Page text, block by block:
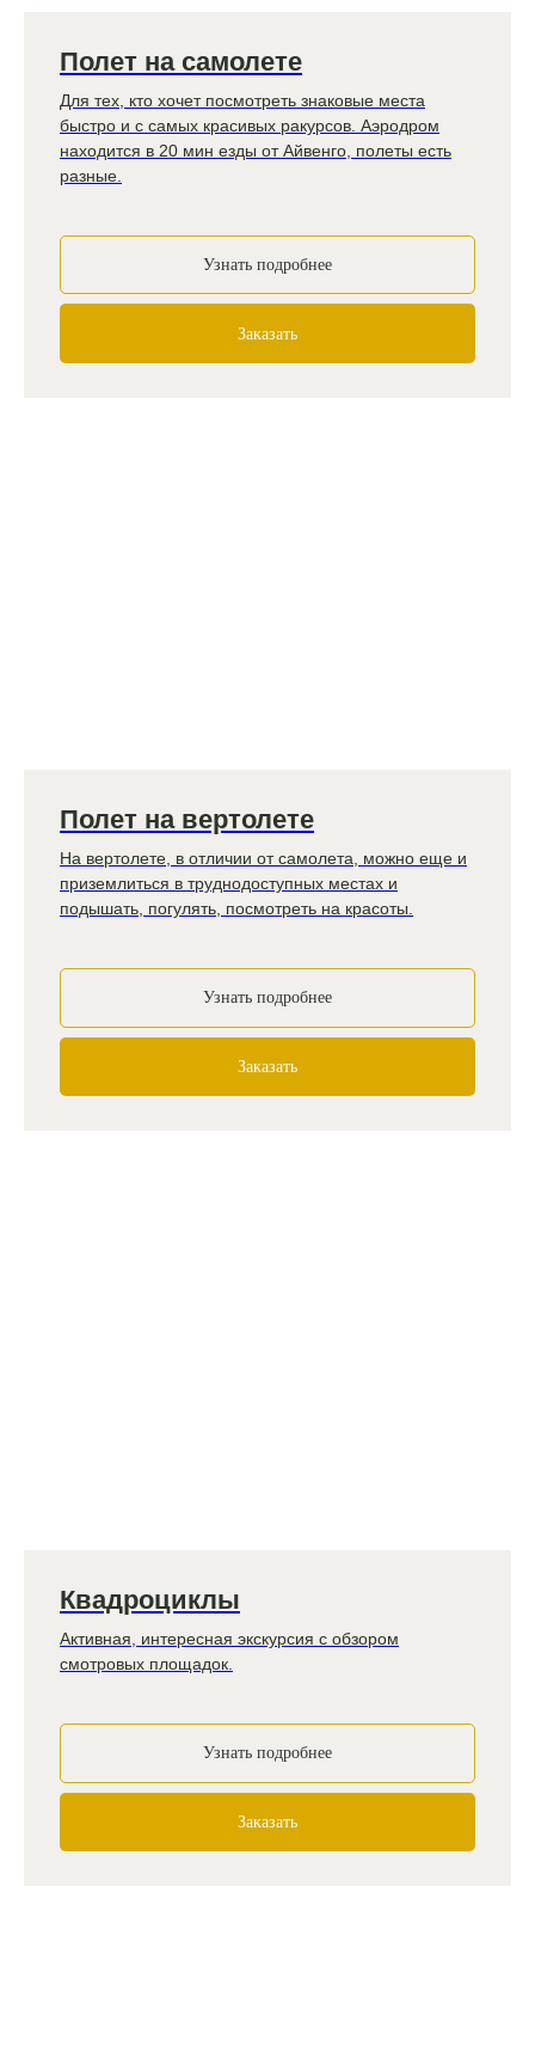
Полет на самолете
Для тех, кто хочет посмотреть знаковые места
быстро и с самых красивых ракурсов. Аэродром
находится в 20 мин езды от Айвенго, полеты есть
разные.
Узнать подробнее
Заказать
Полет на вертолете
На вертолете, в отличии от самолета, можно еще и
приземлиться в труднодоступных местах и
подышать, погулять, посмотреть на красоты.
Узнать подробнее
Заказать
Квадроциклы
Активная, интересная экскурсия с обзором
смотровых площадок.
Узнать подробнее
Заказать